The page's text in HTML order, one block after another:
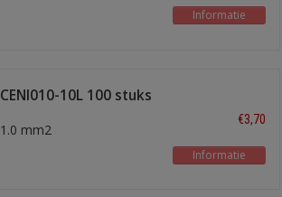
Informatie
CENI010-10L 100 stuks
1.0 mm2
€3,70
Informatie